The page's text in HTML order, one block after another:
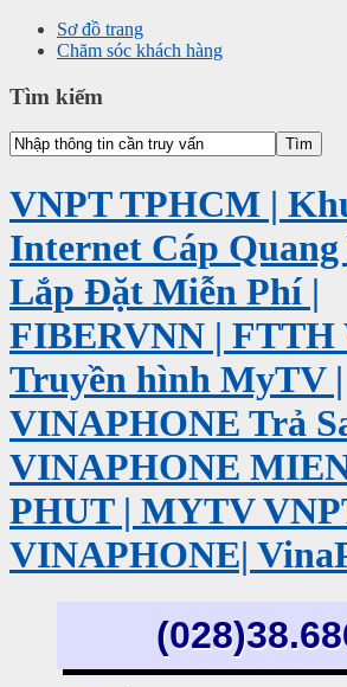
Sơ đồ trang
Chăm sóc khách hàng
Tìm kiếm
VNPT TPHCM |
Internet Cáp Quang
Lắp Đặt Miễn Phí |
FIBERVNN | FTTH
Truyền hình MyTV |
VINAPHONE Trả
VINAPHONE
PHUT | MYTV
VINAPHONE|